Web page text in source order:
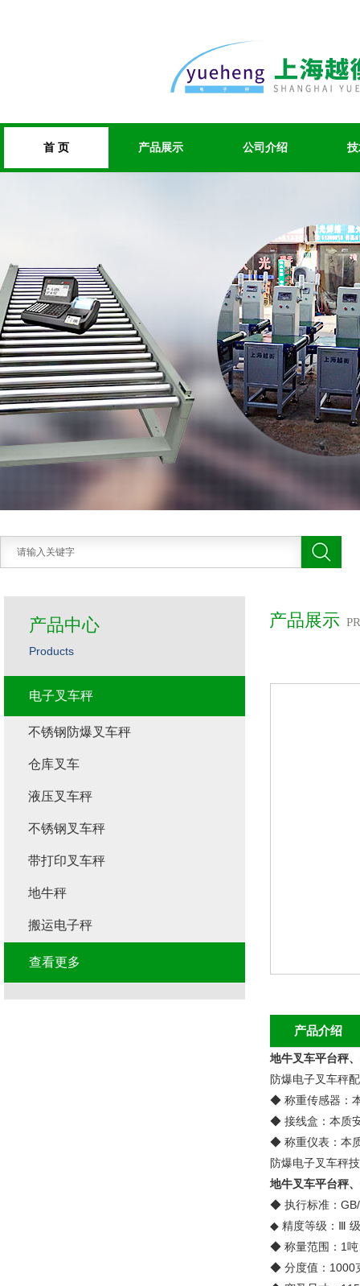
首 页 产品展示 公司介绍
产品展示
产品介绍
地牛叉车平台秤
防爆电子叉车秤
◆ 称重传感器：
◆ 接线盒：本质
◆ 称重仪表：本
防爆电子叉车秤
地牛叉车平台秤
◆ 执行标准：
◆ 精度等级：Ⅲ 级
◆ 称量范围：1吨
◆ 分度值：1000
产品中心
Products
电子叉车秤
不锈钢防爆叉车秤
仓库叉车
液压叉车秤
不锈钢叉车秤
带打印叉车秤
地牛秤
搬运电子秤
查看更多